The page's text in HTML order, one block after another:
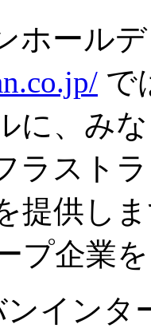
ホール
で
に、み
ラスト
提供し
プ企業
インタ